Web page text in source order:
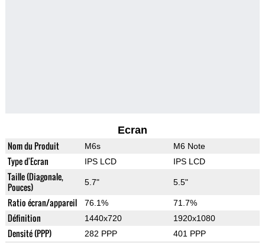
Ecran
Nom du Produit M6s M6 Note
Type d'Ecran IPS LCD IPS LCD
Taille (Diagonale,
Pouces)
5.7" 5.5"
Ratio écran/appareil 76.1% 71.7%
Définition 1440x720 1920x1080
Densité (PPP) 282 PPP 401 PPP